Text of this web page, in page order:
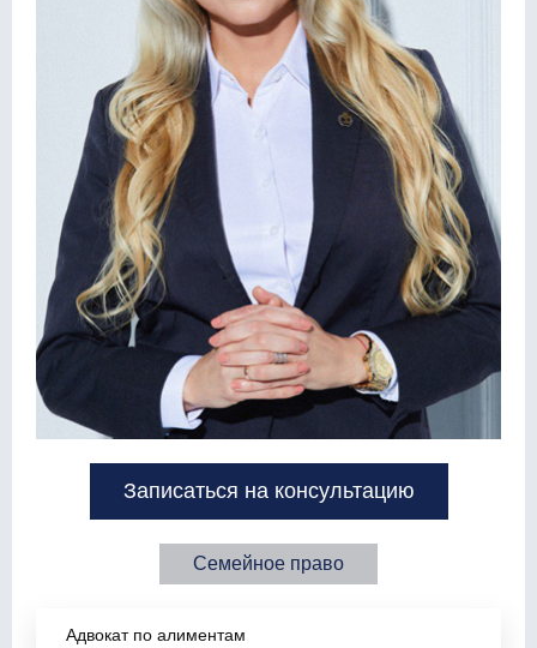
Записаться на консультацию
Семейное право
Адвокат по алиментам